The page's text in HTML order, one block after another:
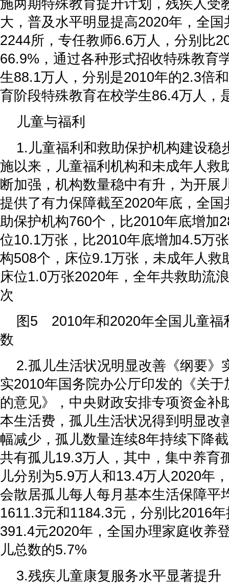
施两期特殊教育提升计划，残疾人受
大，普及水平明显提高2020年，全
2244所，专任教师6.6万人，分别比
66.9%，通过各种形式招收特殊教育
生88.1万人，分别是2010年的2.3倍
育阶段特殊教育在校学生86.4万人，
儿童与福利
1.儿童福利和救助保护机构建设稳
施以来，儿童福利机构和未成年人救
断加强，机构数量稳中有升，为开展
提供了有力保障截至2020年底，全
助保护机构760个，比2010年底增加
位10.1万张，比2010年底增加4.5万
构508个，床位9.1万张，未成年人救
床位1.0万张2020年，全年共救助流
次
图5 2010年和2020年全国儿童福
数
2.孤儿生活状况明显改善《纲要》
实2010年国务院办公厅印发的《关
的意见》，中央财政安排专项资金补
本生活费，孤儿生活状况得到明显改
幅减少，孤儿数量连续8年持续下降
共有孤儿19.3万人，其中，集中养育
儿分别为5.9万人和13.4万人2020年
会散居孤儿每人每月基本生活保障平
1611.3元和1184.3元，分别比2016
391.4元2020年，全国办理家庭收养
儿总数的5.7%
3.残疾儿童康复服务水平显著提升